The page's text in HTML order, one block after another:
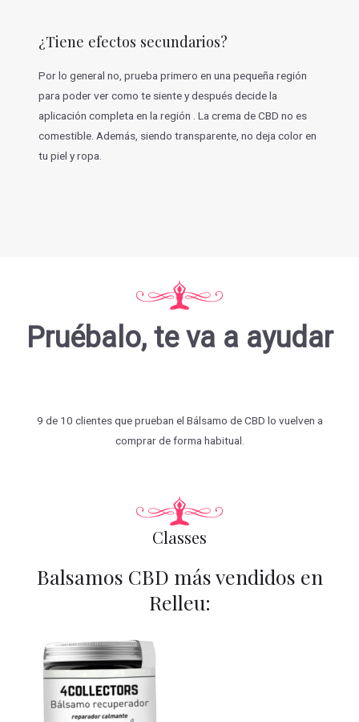
¿Tiene efectos secundarios?
Por lo general no, prueba primero en una pequeña región
para poder ver como te siente y después decide la
aplicación completa en la región . La crema de CBD no es
comestible. Además, siendo transparente, no deja color en
tu piel y ropa.
Pruébalo, te va a ayudar
9 de 10 clientes que prueban el Bálsamo de CBD lo vuelven a
comprar de forma habitual.
Classes
Balsamos CBD más vendidos en
Relleu: